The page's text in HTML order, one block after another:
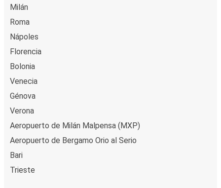
Milán
Roma
Nápoles
Florencia
Bolonia
Venecia
Génova
Verona
Aeropuerto de Milán Malpensa (MXP)
Aeropuerto de Bergamo Orio al Serio
Bari
Trieste